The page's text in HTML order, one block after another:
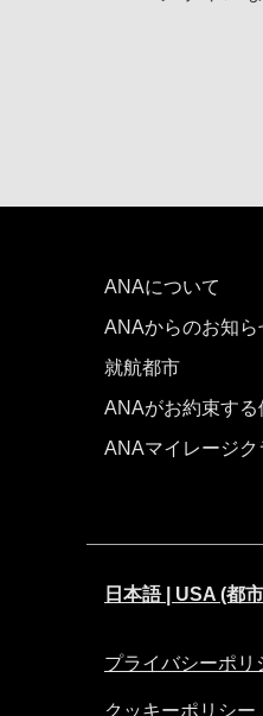
ANAについて
ANAからのお知ら
就航都市
ANAがお約束する
ANAマイレージク
日本語 | USA (都
プライバシーポリ
クッキーポリシー